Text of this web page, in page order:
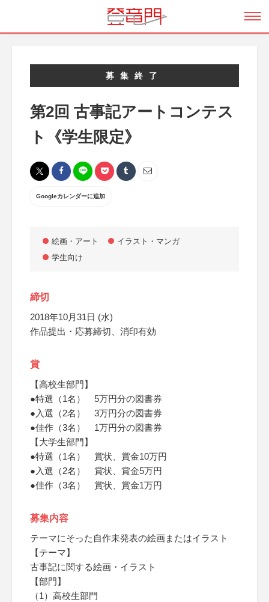
募集終了
第2回 古事記アートコンテス
ト《学生限定》
Googleカレンダーに追加
絵画・アート
イラスト・マンガ
学生向け
締切
2018年10月31日 (水)
作品提出・応募締切、消印有効
賞
【高校生部門】
●特選（1名） 5万円分の図書券
●入選（2名） 3万円分の図書券
●佳作（3名） 1万円分の図書券
【大学生部門】
●特選（1名） 賞状、賞金10万円
●入選（2名） 賞状、賞金5万円
●佳作（3名） 賞状、賞金1万円
募集内容
テーマにそった自作未発表の絵画またはイラスト
【テーマ】
古事記に関する絵画・イラスト
【部門】
（1）高校生部門